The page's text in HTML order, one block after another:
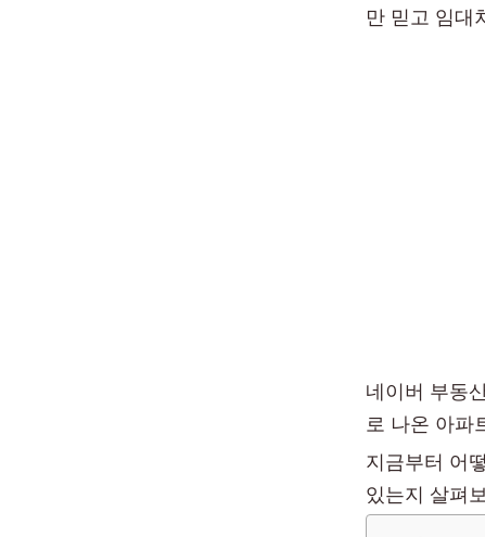
만 믿고 임대
네이버 부동
로 나온 아파
지금부터 어
있는지 살펴